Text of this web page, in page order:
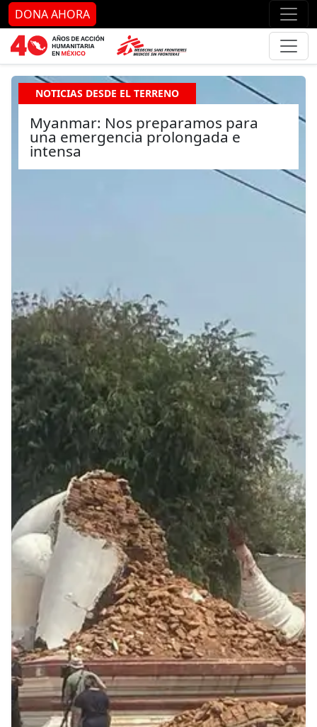
Ir al contenido principal Ir
DONA AHORA
NOTICIAS DESDE EL TERRENO
Myanmar: Nos preparamos para
una emergencia prolongada e
intensa